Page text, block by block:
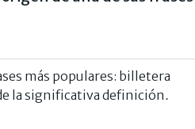
más populares: billetera
la significativa definición .